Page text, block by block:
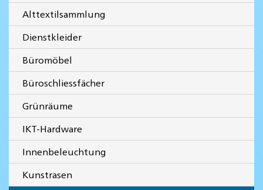
Alttextilsammlung
Dienstkleider
Büromöbel
Büroschliessfächer
Grünräume
IKT-Hardware
Innenbeleuchtung
Kunstrasen